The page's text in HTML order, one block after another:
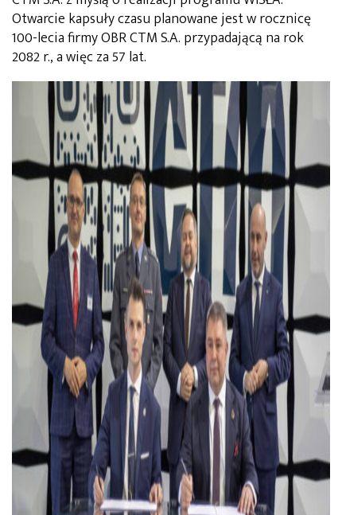
Otwarcie kapsuły czasu planowane jest w rocznicę
100-lecia firmy OBR CTM S.A. przypadającą na rok
2082 r., a więc za 57 lat.